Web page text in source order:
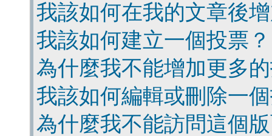
我該如何在我的文章後
我該如何建立一個投票？
為什麼我不能增加更多
我該如何編輯或刪除一
為什麼我不能訪問這個